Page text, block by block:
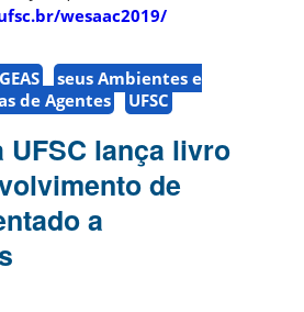
wesaac2019/
seus Ambientes e
de Agentes UFSC
UFSC lança livro
de
a